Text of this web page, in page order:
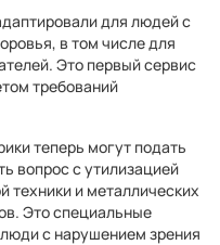
для людей с
в том числе для
Это первый сервис
требований
теперь могут подать
вопрос с утилизацией
техники и металлических
Это специальные
с нарушением зрения